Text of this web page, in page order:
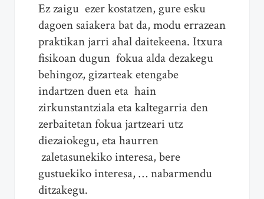
Ez zaigu ezer kostatzen, gure esku
dagoen saiakera bat da, modu errazean
praktikan jarri ahal daitekeena. Itxura
fisikoan dugun fokua alda dezakegu
behingoz, gizarteak etengabe
indartzen duen eta hain
zirkunstantziala eta kaltegarria den
zerbaitetan fokua jartzeari utz
diezaiokegu, eta haurren
zaletasunekiko interesa, bere
gustuekiko interesa, … nabarmendu
ditzakegu.